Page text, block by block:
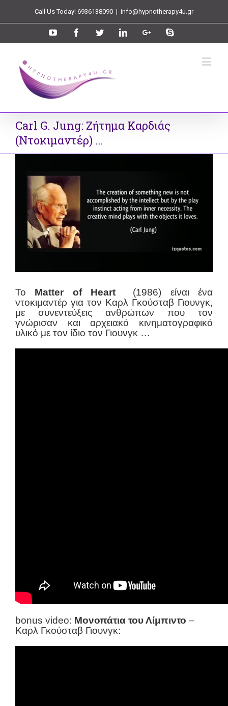
Call Us Today! 6936138090 | info@hypnotherapy4u.gr
Carl G. Jung: Ζήτημα Καρδιάς
(Ντοκιμαντέρ) …
Το Matter of Heart(1986) είναι ένα
ντοκιμαντέρ για τον Καρλ Γκούσταβ Γιουνγκ,
με συνεντεύξεις ανθρώπων που τον
γνώρισαν και αρχειακό κινηματογραφικό
υλικό με τον ίδιο τον Γιουνγκ …
bonus video: Μονοπάτια του Λίμπιντο –
Καρλ Γκούσταβ Γιουνγκ: